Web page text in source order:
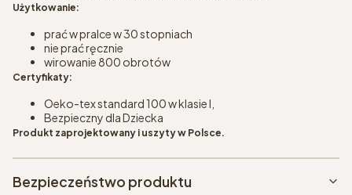
Użytkowanie:
prać w pralce w 30 stopniach
nie prać ręcznie
wirowanie 800 obrotów
Certyfikaty:
Oeko-tex standard 100 w klasie I,
Bezpieczny dla Dziecka
Produkt zaprojektowany i uszyty w Polsce.
Bezpieczeństwo produktu